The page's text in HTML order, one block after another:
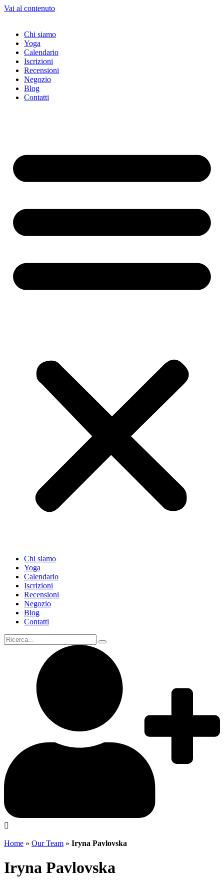
Vai al contenuto
Chi siamo
Yoga
Calendario
Іscrizioni
Recensioni
Negozio
Blog
Contatti
Chi siamo
Yoga
Calendario
Іscrizioni
Recensioni
Negozio
Blog
Contatti
Home » Our Team » Iryna Pavlovska
Iryna Pavlovska